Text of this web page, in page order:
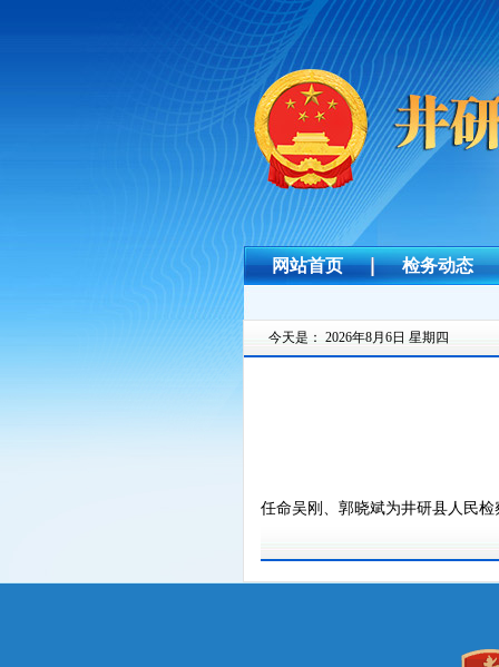
网站首页 检务动态
今天是： 2026年8月6日 星期四
任命吴刚、郭晓斌为井研县人民